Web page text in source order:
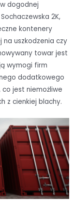
dogodnej
2K,
kontenery
na uszkodzenia czy
towar jest
wymogi firm
dodatkowego
jest niemożliwe
z cienkiej blachy.